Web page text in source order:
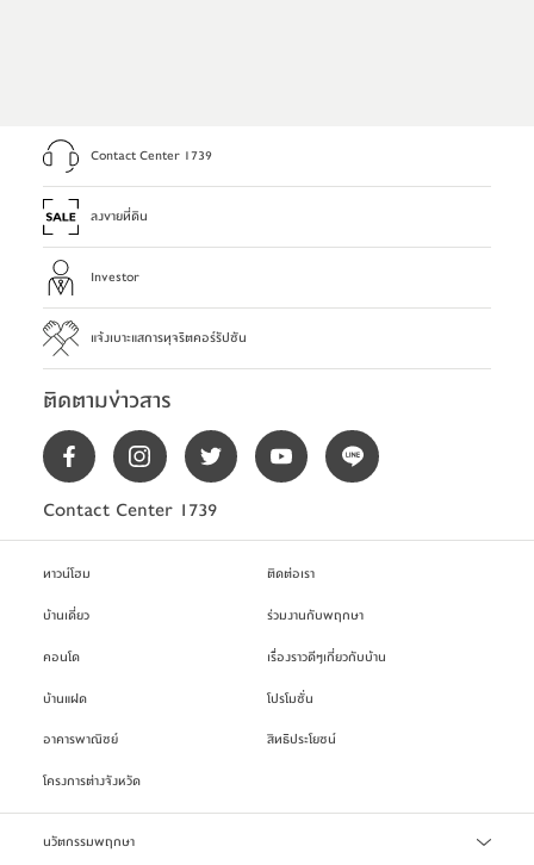
Contact Center 1739
ลงขายที่ดิน
Investor
แจ้งเบาะแสการทุจริตคอร์รัปชัน
ติดตามข่าวสาร
Contact Center 1739
ทาวน์โฮม
บ้านเดี่ยว
คอนโด
บ้านแฝด
อาคารพาณิชย์
โครงการต่างจังหวัด
ติดต่อเรา
ร่วมงานกับพฤกษา
เรื่องราวดีๆเกี่ยวกับบ้าน
โปรโมชั่น
สิทธิประโยชน์
นวัตกรรมพฤกษา